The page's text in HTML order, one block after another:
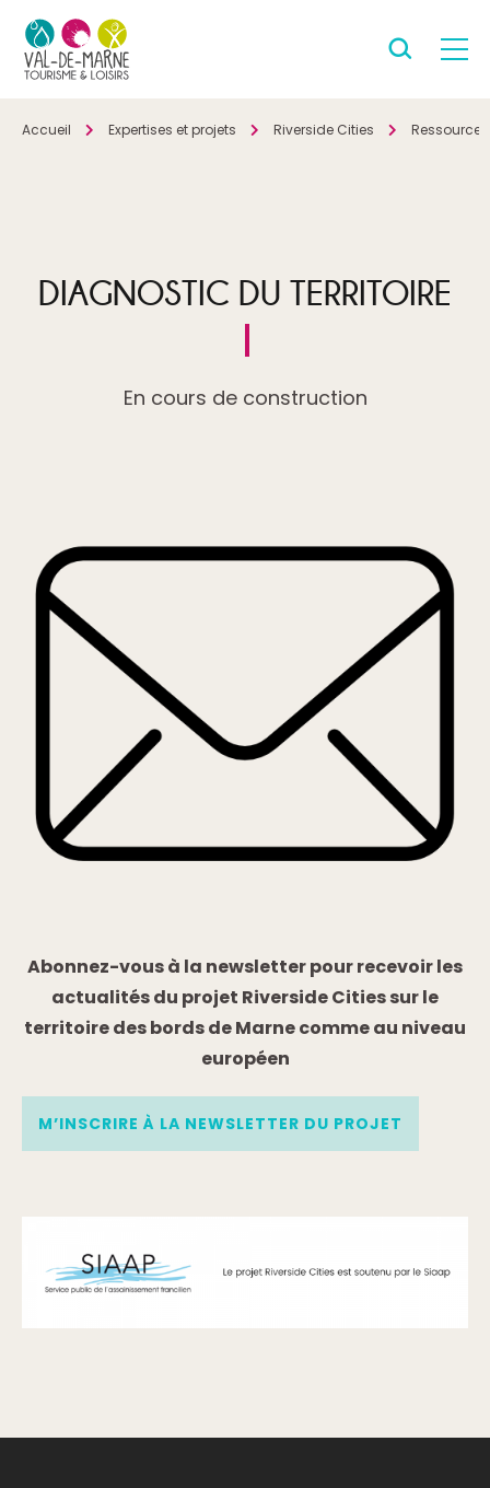
Accueil Expertises et projets Riverside Cities Ressources
DIAGNOSTIC DU TERRITOIRE
En cours de construction
Abonnez-vous à la newsletter pour recevoir les
actualités du projet Riverside Cities sur le
territoire des bords de Marne comme au niveau
européen
M’INSCRIRE À LA NEWSLETTER DU PROJET